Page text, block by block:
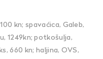
kn; spavaćica, Galeb,
1249kn; potkošulja,
660 kn; haljina, OVS,